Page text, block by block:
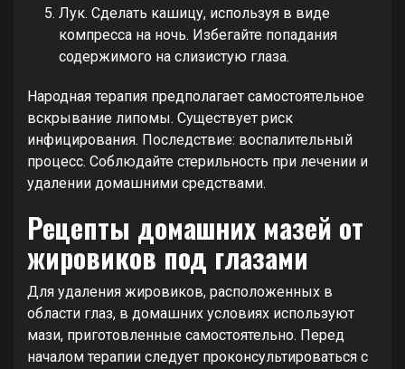
Лук. Сделать кашицу, используя в виде
компресса на ночь. Избегайте попадания
содержимого на слизистую глаза.
Народная терапия предполагает самостоятельное
вскрывание липомы. Существует риск
инфицирования. Последствие: воспалительный
процесс. Соблюдайте стерильность при лечении и
удалении домашними средствами.
Рецепты домашних мазей от
жировиков под глазами
Для удаления жировиков, расположенных в
области глаз, в домашних условиях используют
мази, приготовленные самостоятельно. Перед
началом терапии следует проконсультироваться с